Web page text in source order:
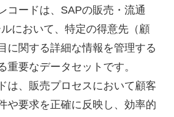
コードは、SAPの販売・流通
ルにおいて、特定の得意先（顧
に関する詳細な情報を管理する
重要なデータセットです。
は、販売プロセスにおいて顧客
や要求を正確に反映し、効率的